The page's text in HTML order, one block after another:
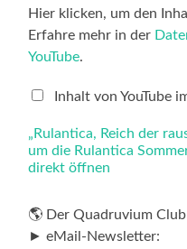
„Rulantica,
Reich
der
rauschenden
Rutschen
Rund
Rulantica
Sommernachtsparty
|
von
YouTube
anzeigen
Hier klicken, um den
Erfahre mehr in der
YouTube.
Inhalt von YouTube
„Rulantica, Reich der
um die Rulantica
direkt öffnen
🌎 Der Quadruvium
► eMail-Newsletter: